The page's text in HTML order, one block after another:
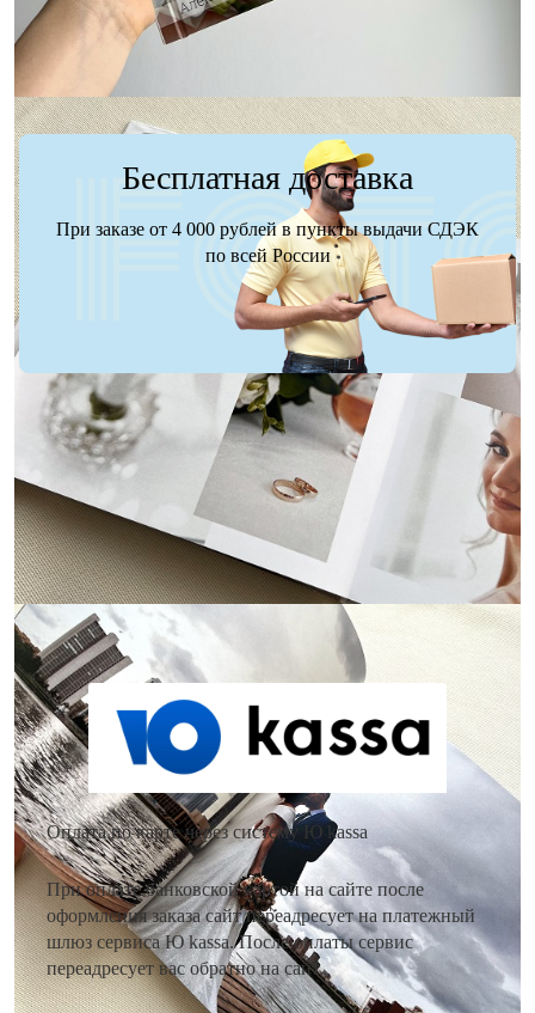
Бесплатная доставка
При заказе от 4 000 рублей в пункты выдачи СДЭК
по всей России
Как оплатить заказ?
Оплата по карте через систему Ю kassa
При оплате банковской картой на сайте после
оформления заказа сайт переадресует на платежный
шлюз сервиса Ю kassa. После оплаты сервис
переадресует вас обратно на сайт.